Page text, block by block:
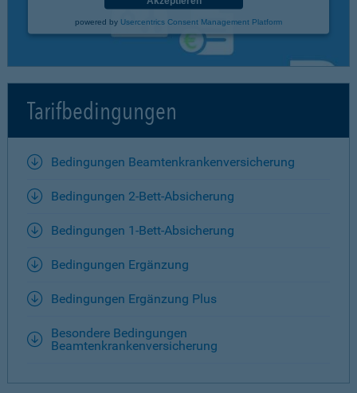
powered by Usercentrics Consent Management Platform
Tarifbedingungen
Bedingungen Beamtenkrankenversicherung
Bedingungen 2-Bett-Absicherung
Bedingungen 1-Bett-Absicherung
Bedingungen Ergänzung
Bedingungen Ergänzung Plus
Besondere Bedingungen
Beamtenkrankenversicherung